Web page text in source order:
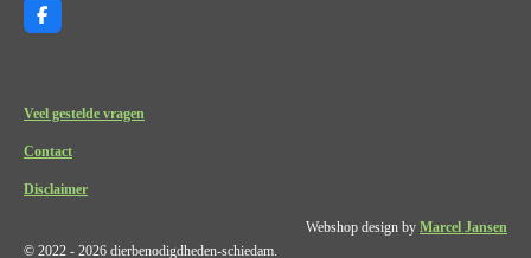
F
a
o
o
Veel gestelde vragen
Contact
Disclaimer
Webshop design by Marcel Jansen
© 2022 - 2026 dierbenodigdheden-schiedam.